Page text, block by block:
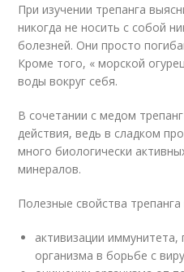
При изучении трепанга
никогда не носить с собой
болезней. Они просто
Кроме того, « морской
воды вокруг себя.
В сочетании с медом
действия, ведь в сладком
много биологически
минералов.
Полезные свойства
активизации
организма в борьбе с